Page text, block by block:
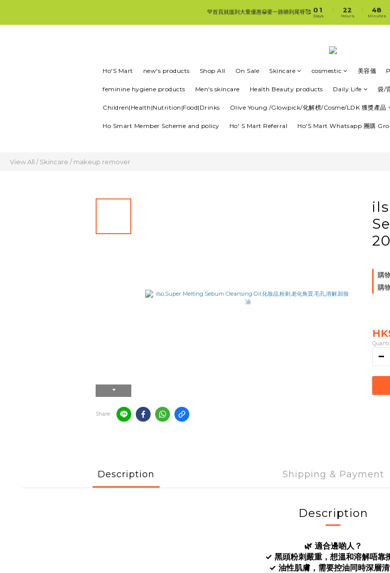
🛍香港購物滿$250免順豐自提櫃🚛 | 香港滿$350/澳門滿$499即
💚首頁就搵到大量優惠😀要一路睇到尾呀🥰 0 1
0
Days
:
2
1
2
1
Hours
:
4
3
8
7
Minutes
🛍香港購物滿$250免順豐自提櫃🚛 | 香港滿$350/澳門滿$499即
Ho'S Mart new's products Shop All On Sale Skincare cosmestic 美容儀
feminine hygiene products Men's skincare Health Beauty products Daily Life 袋/
Children|Health|Nutrition|Food|Drinks Olive Young /Glowpick/化解榜/Cosme/LDK 獲獎產品
Ho Smart Member Scheme and policy Ho' S Mart Referral Ho'S Mart Whatsapp 團購
View All /Skincare /makeup remover
Share
購
購
Description Shipping & Payment
Description
🌿 適合邊啲人？
✓ 黑頭粉刺嚴重，想溫和溶解唔靠
✓ 油性肌膚，需要控油同時深層